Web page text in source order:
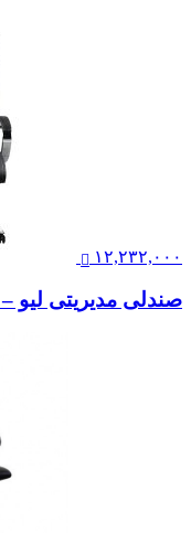
۱۲,۲۳۲,۰۰۰
صندلی مدیریتی لیو – M91